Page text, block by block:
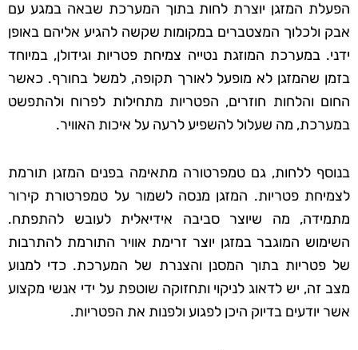
הפעלת המזגן יוצרת לחות בתוך המערכת שבאה במגע עם
אבק ולכלוך המצטברים במקומות שקשה להגיע אליהם באופן
ידני. במערכת המוזגת נטייה צמיחת פטריות וגידולן, במיוחד
בזמן שהמזגן לא מופעל לאורך תקופה, למשל בחורף. כאשר
החום והלחות חוזרים, הפטריות מתחילות לפרוח ולהתפשט
במערכת, מה שעלול להשפיע לרעה על איכות האוויר.
בנוסף ללחות, גם טמפרטורה מתאימה בפנים המזגן תורמת
לצמיחת פטריות. המזגן מנסה לשמור על טמפרטורת קירור
מתמידה, מה שיוצר סביבה אידיאלית לעובש להתפתח.
השימוש המוגבר במזגן יוצר זרימת אוויר התורמת להתרבות
של פטריות בתוך המסנן והצנרת של המערכת. כדי למנוע
מצב זה, יש לדאוג לניקוי ותחזוקה שוטפת על ידי אנשי מקצוע
אשר יודעים בדיוק היכן לפגוע ולפנות את הפטריות.